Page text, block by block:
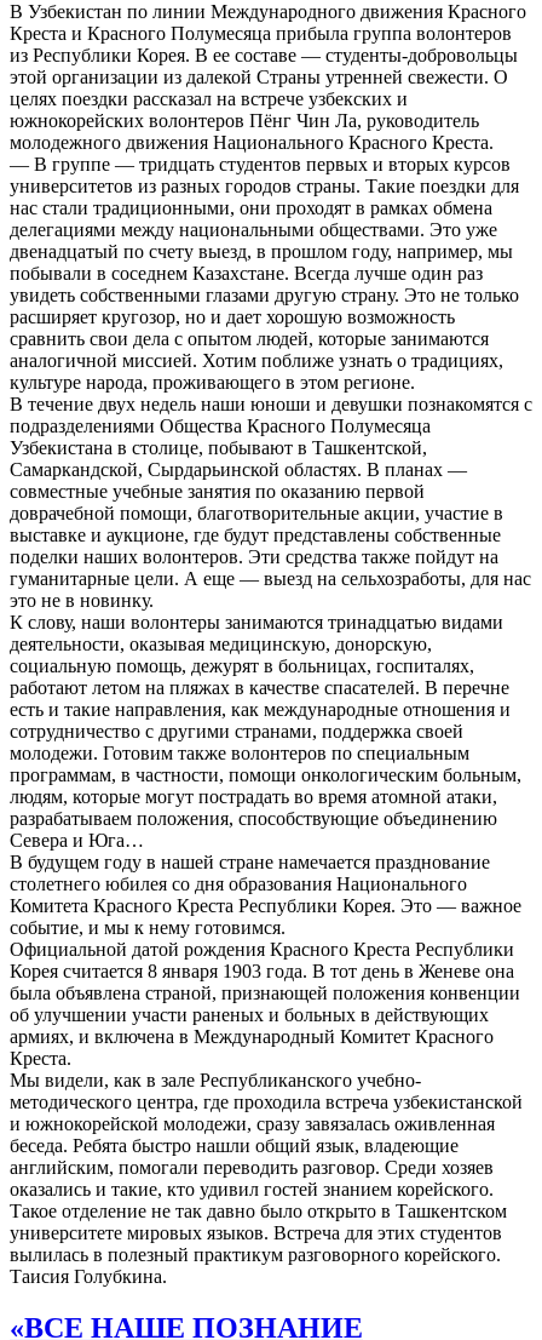
В Узбекистан по линии Международного движения Красного
Креста и Красного Полумесяца прибыла группа волонтеров
из Республики Корея. В ее составе — студенты-добровольцы
этой организации из далекой Страны утренней свежести. О
целях поездки рассказал на встрече узбекских и
южнокорейских волонтеров Пёнг Чин Ла, руководитель
молодежного движения Национального Красного Креста.
— В группе — тридцать студентов первых и вторых курсов
университетов из разных городов страны. Такие поездки для
нас стали традиционными, они проходят в рамках обмена
делегациями между национальными обществами. Это уже
двенадцатый по счету выезд, в прошлом году, например, мы
побывали в соседнем Казахстане. Всегда лучше один раз
увидеть собственными глазами другую страну. Это не только
расширяет кругозор, но и дает хорошую возможность
сравнить свои дела с опытом людей, которые занимаются
аналогичной миссией. Хотим поближе узнать о традициях,
культуре народа, проживающего в этом регионе.
В течение двух недель наши юноши и девушки познакомятся с
подразделениями Общества Красного Полумесяца
Узбекистана в столице, побывают в Ташкентской,
Самаркандской, Сырдарьинской областях. В планах —
совместные учебные занятия по оказанию первой
доврачебной помощи, благотворительные акции, участие в
выставке и аукционе, где будут представлены собственные
поделки наших волонтеров. Эти средства также пойдут на
гуманитарные цели. А еще — выезд на сельхозработы, для нас
это не в новинку.
К слову, наши волонтеры занимаются тринадцатью видами
деятельности, оказывая медицинскую, донорскую,
социальную помощь, дежурят в больницах, госпиталях,
работают летом на пляжах в качестве спасателей. В перечне
есть и такие направления, как международные отношения и
сотрудничество с другими странами, поддержка своей
молодежи. Готовим также волонтеров по специальным
программам, в частности, помощи онкологическим больным,
людям, которые могут пострадать во время атомной атаки,
разрабатываем положения, способствующие объединению
Севера и Юга…
В будущем году в нашей стране намечается празднование
столетнего юбилея со дня образования Национального
Комитета Красного Креста Республики Корея. Это — важное
событие, и мы к нему готовимся.
Официальной датой рождения Красного Креста Республики
Корея считается 8 января 1903 года. В тот день в Женеве она
была объявлена страной, признающей положения конвенции
об улучшении участи раненых и больных в действующих
армиях, и включена в Международный Комитет Красного
Креста.
Мы видели, как в зале Республиканского учебно-
методического центра, где проходила встреча узбекистанской
и южнокорейской молодежи, сразу завязалась оживленная
беседа. Ребята быстро нашли общий язык, владеющие
английским, помогали переводить разговор. Среди хозяев
оказались и такие, кто удивил гостей знанием корейского.
Такое отделение не так давно было открыто в Ташкентском
университете мировых языков. Встреча для этих студентов
вылилась в полезный практикум разговорного корейского.
Таисия Голубкина.
«ВСЕ НАШЕ ПОЗНАНИЕ